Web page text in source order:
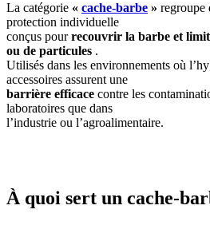
La catégorie « cache-barbe » regroupe
protection individuelle
conçus pourrecouvrir la barbe et
ou de particules .
Utilisés dans les environnements où
accessoires assurent une
barrière efficace contre les
laboratoires que dans
l’industrie ou l’agroalimentaire.
À quoi sert un cache-